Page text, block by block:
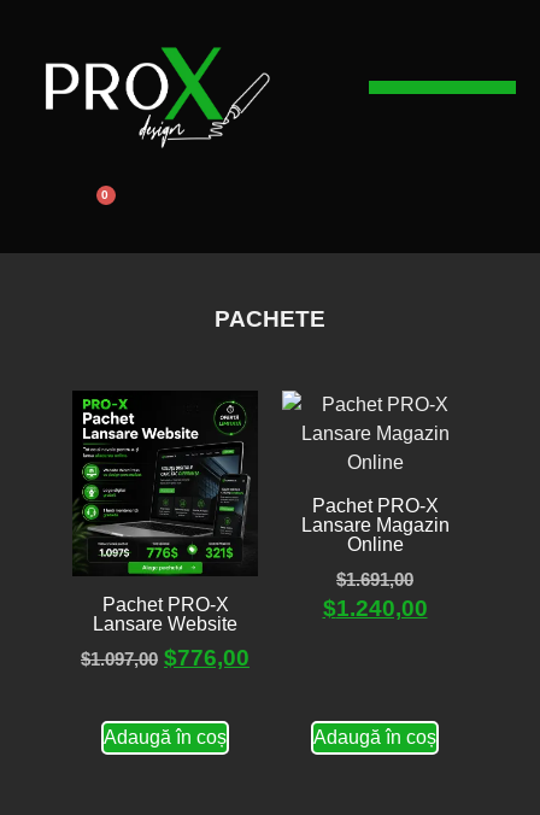
0
PACHETE
Pachet PRO-X
Lansare Website
$1.097,00 $776,00
Adaugă în coș
Pachet PRO-X
Lansare Magazin
Online
$1.691,00
$1.240,00
Adaugă în coș